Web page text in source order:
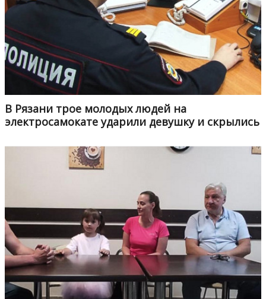
В Рязани трое молодых людей на
электросамокате ударили девушку и скрылись